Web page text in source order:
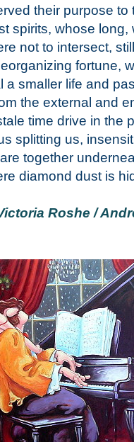
their purpose to
spirits, whose long,
not to intersect,
fortune,
a smaller life and
the external and
time drive in the
splitting us,
together
diamond dust is
Roshe /